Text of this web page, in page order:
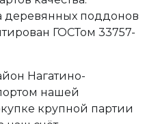
деревянных поддонов
ГОСТом 33757-
Нагатино-
нашей
крупной партии